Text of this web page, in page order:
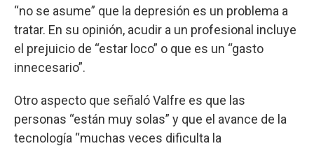
“no se asume” que la depresión es un problema a
tratar. En su opinión, acudir a un profesional incluye
el prejuicio de “estar loco” o que es un “gasto
innecesario”.
Otro aspecto que señaló Valfre es que las
personas “están muy solas” y que el avance de la
tecnología “muchas veces dificulta la